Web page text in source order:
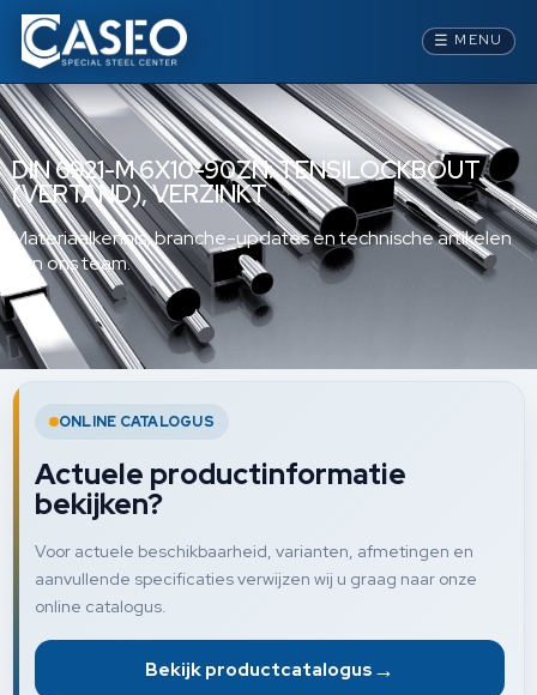
☰ MENU
DIN 6921-M 6X10-90ZN: TENSILOCKBOUT
(VERTAND), VERZINKT
Materiaalkennis, branche-updates en technische artikelen
van ons team.
ONLINE CATALOGUS
Actuele productinformatie
bekijken?
Voor actuele beschikbaarheid, varianten, afmetingen en
aanvullende specificaties verwijzen wij u graag naar onze
online catalogus.
Bekijk productcatalogus →